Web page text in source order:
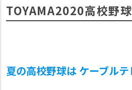
TOYAMA2020高校野
夏の高校野球は ケーブルテ